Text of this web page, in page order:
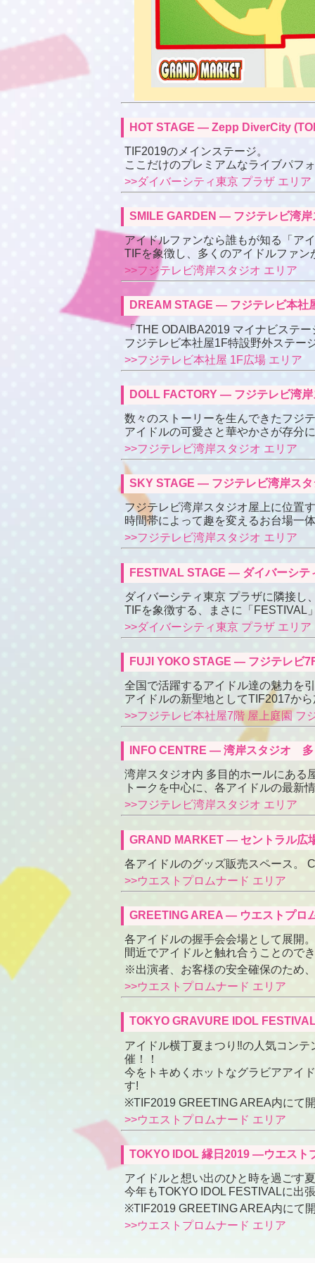
HOT STAGE ― Zepp DiverCity
TIF2019のメインステージ。
ここだけのプレミアムなライブパフ
>>ダイバーシティ東京 プラザ エリア
SMILE GARDEN ― フジテレビ湾
アイドルファンなら誰もが知る「ア
TIFを象徴し、多くのアイドルファ
>>フジテレビ湾岸スタジオ エリア
DREAM STAGE ― フジテレビ本
「THE ODAIBA2019 マイナビステ
フジテレビ本社屋1F特設野外ステー
>>フジテレビ本社屋 1F広場 エリア
DOLL FACTORY ― フジテレビ
数々のストーリーを生んできたフジ
アイドルの可愛さと華やかさが存分
>>フジテレビ湾岸スタジオ エリア
SKY STAGE ― フジテレビ湾岸
フジテレビ湾岸スタジオ屋上に位置
時間帯によって趣を変えるお台場一
>>フジテレビ湾岸スタジオ エリア
FESTIVAL STAGE ― ダイバー
ダイバーシティ東京 プラザに隣接し
TIFを象徴する、まさに「FESTIVAL
>>ダイバーシティ東京 プラザ エリア
FUJI YOKO STAGE ― フジテレ
全国で活躍するアイドル達の魅力を
アイドルの新聖地としてTIF2017か
>>フジテレビ本社屋7階 屋上庭園 フ
INFO CENTRE ― 湾岸スタジ
湾岸スタジオ内 多目的ホールにある
トークを中心に、各アイドルの最新
>>フジテレビ湾岸スタジオ エリア
GRAND MARKET ― セントラル
各アイドルのグッズ販売スペース。
>>ウエストプロムナード エリア
GREETING AREA ― ウエストプ
各アイドルの握手会会場として展開。
間近でアイドルと触れ合うことので
※出演者、お客様の安全確保のため
>>ウエストプロムナード エリア
TOKYO GRAVURE IDOL
アイドル横丁夏まつり‼︎の人気コン
催！！
今をトキめくホットなグラビアアイ
す!
※TIF2019 GREETING AREA内にて
>>ウエストプロムナード エリア
TOKYO IDOL 縁日2019 ―ウエス
アイドルと想い出のひと時を過ごす
今年もTOKYO IDOL FESTIVALに出
※TIF2019 GREETING AREA内にて
>>ウエストプロムナード エリア